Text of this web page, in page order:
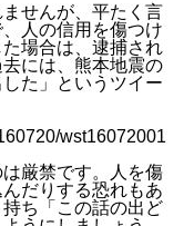
せんが、平たく言
人の信用を傷つけ
場合は、逮捕され
には、熊本地震の
た」というツイー
wst16072001
厳禁です。人を傷
だりする恐れもあ
ち「この話の出ど